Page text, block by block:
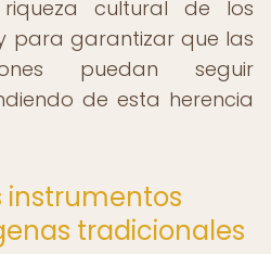
cultural de los
para garantizar que las
puedan seguir
de esta herencia
instrumentos
tradicionales